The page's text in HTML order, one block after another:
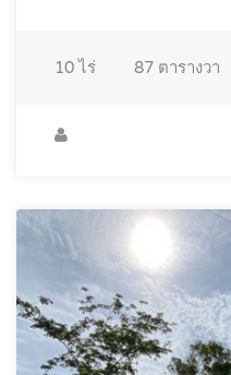
10ไร่ 87 ตารางวา